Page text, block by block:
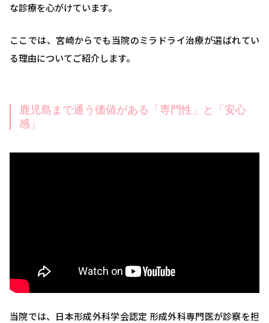
な診療を心がけています。
ここでは、宮崎からでも当院のミラドライ治療が選ばれてい
る理由についてご紹介します。
鹿児島まで通う価値がある「専門性」と「安心
感」
当院では、日本形成外科学会認定 形成外科専門医が診察を担